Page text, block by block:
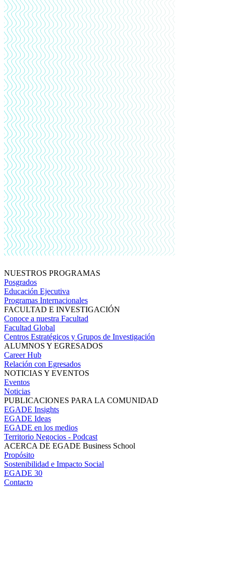
NUESTROS PROGRAMAS
Posgrados
Educación Ejecutiva
Programas Internacionales
FACULTAD E INVESTIGACIÓN
Conoce a nuestra Facultad
Facultad Global
Centros Estratégicos y Grupos de Investigación
ALUMNOS Y EGRESADOS
Career Hub
Relación con Egresados
NOTICIAS Y EVENTOS
Eventos
Noticias
PUBLICACIONES PARA LA COMUNIDAD
EGADE Insights
EGADE Ideas
EGADE en los medios
Territorio Negocios - Podcast
ACERCA DE EGADE Business School
Propósito
Sostenibilidad e Impacto Social
EGADE 30
Contacto